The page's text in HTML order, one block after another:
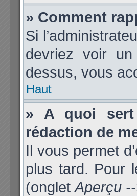
» Comment
Si
devriez voir
dessus, vous
Haut
» A quoi sert
rédaction de
Il vous permet
plus tard. Pour
(ongletAperçu